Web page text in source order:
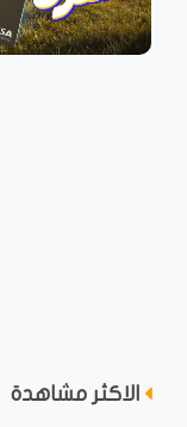
الاكثر مشاهدة